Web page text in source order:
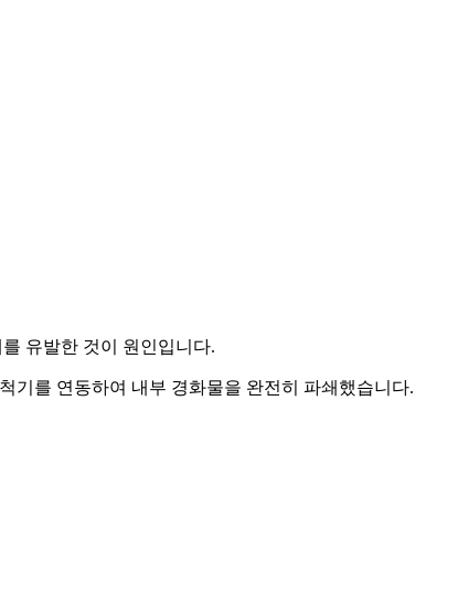
유발한 것이 원인입니다.
기를 연동하여 내부 경화물을 완전히 파쇄했습니다.